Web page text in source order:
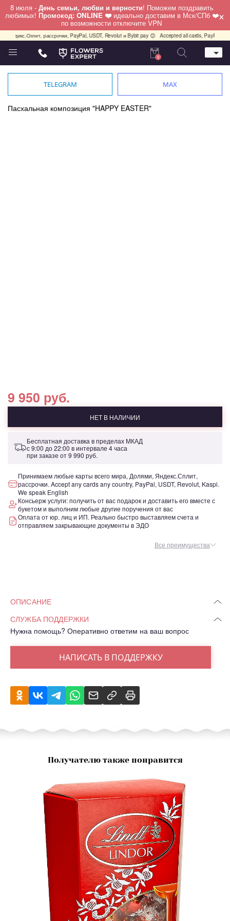
8 июля - День семьи, любви и верности! Поможем поздравить
любимых! Промокод: ONLINE ❤️ идеально доставим в Мск/СПб ❤️
по возможности отключите VPN ×
рассрочки, PayPal, USDT, Revolut и Bybit pay 😊 Accepted all cards, PayPal, USDT,
Телефон
+7 (495) 982-55-05
0
TELEGRAM MAX
Пасхальная композиция "HAPPY EASTER"
9 950 руб.
НЕТ В НАЛИЧИИ
Бесплатная доставка в пределах МКАД
с 9:00 до 22:00 в интервале 4 часа
при заказе от9 990 руб.
Принимаем любые карты всего мира, Долями, Яндекс.Сплит,
рассрочки. Accept any cards any country, PayPal, USDT, Revolut, Kaspi.
We speak English
Консьерж услуги: получить от вас подарок и доставить его вместе с
букетом и выполним любые другие поручения от вас
Оплата от юр. лиц и ИП. Реально быстро выставляем счета и
отправляем закрывающие документы в ЭДО
Все преимущества
ОПИСАНИЕ
СЛУЖБА ПОДДЕРЖКИ
Нужна помощь? Оперативно ответим на ваш вопрос
НАПИСАТЬ В ПОДДЕРЖКУ
Получателю также понравится